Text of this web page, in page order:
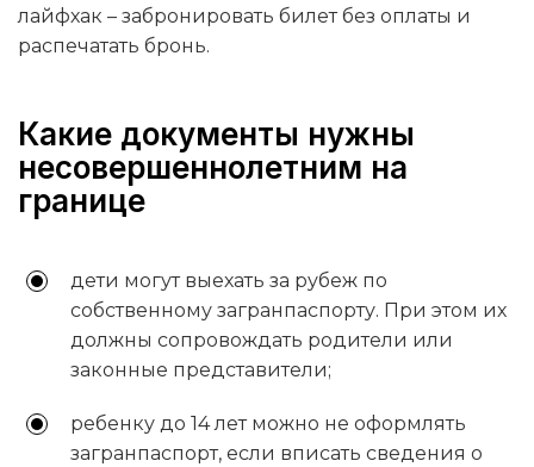
лайфхак – забронировать билет без оплаты и
распечатать бронь.
Какие документы нужны
несовершеннолетним на
границе
дети могут выехать за рубеж по
собственному загранпаспорту. При этом их
должны сопровождать родители или
законные представители;
ребенку до 14 лет можно не оформлять
загранпаспорт, если вписать сведения о